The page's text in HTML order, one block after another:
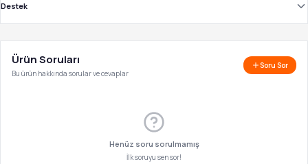
Destek
Ürün Soruları
Bu ürün hakkında sorular ve cevaplar
Soru Sor
Henüz soru sorulmamış
İlk soruyu sen sor!